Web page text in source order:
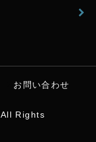
お問い合わせ
.All Rights